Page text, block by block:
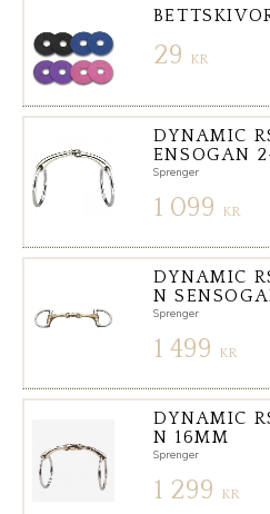
29 KR
DYNAMIC
ENSOGAN
Sprenger
1 099 KR
DYNAMIC
N
Sprenger
1 499 KR
DYNAMIC
N 16MM
Sprenger
1 299 KR